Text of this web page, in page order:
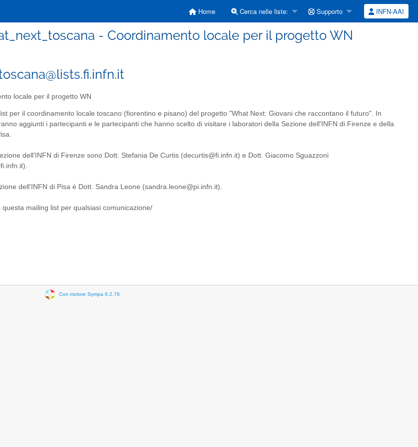
Home Cerca nelle liste: Supporto INFN-AAI
- Coordinamento locale per il progetto WN
locale per il progetto WN
per il coordinamento locale toscano (fiorentino e pisano) del progetto "What Next: Giovani che raccontano il futuro". In
aggiunti i partecipanti e le partecipanti che hanno scelto di visitare i laboratori della Sezione dell'INFN di Firenze e della
dell'INFN di Firenze sono Dott. Stefania De Curtis (decurtis@fi.infn.it) e Dott. Giacomo Sguazzoni
dell'INFN di Pisa è Dott. Sandra Leone (sandra.leone@pi.infn.it).
mailing list per qualsiasi comunicazione/
Con motore Sympa 6.2.76